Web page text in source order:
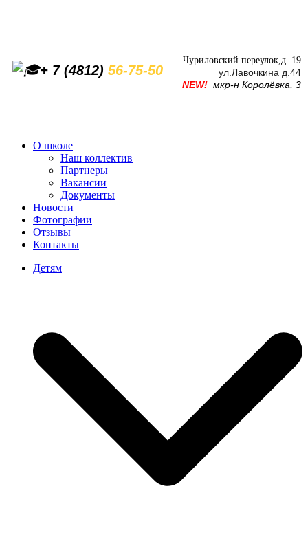
+ 7 (4812) 56-75-50
Чуриловский переулок,д. 19
ул.Лавочкина д.44
NEW! мкр-н Королёвка, 3
О школе
Наш коллектив
Партнеры
Вакансии
Документы
Новости
Фотографии
Отзывы
Контакты
Детям